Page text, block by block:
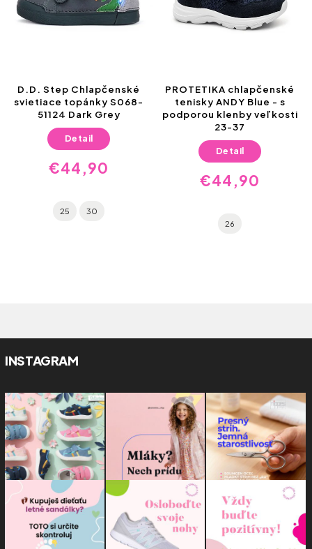
D.D. Step Chlapčenské
svietiace topánky S068-
51124 Dark Grey
€44,90
Detail
25 30
PROTETIKA chlapčenské
tenisky ANDY Blue - s
podporou klenby veľkosti
23-37
€44,90
Detail
26
INSTAGRAM